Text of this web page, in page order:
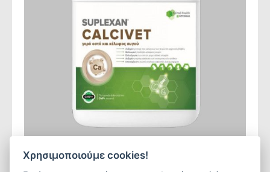
INTERMAG
Χρησιμοποιούμε cookies!